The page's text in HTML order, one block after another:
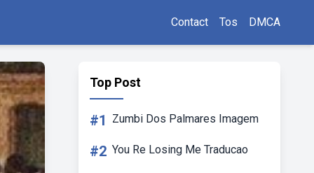
Contact Tos DMCA
Top Post
#1 Zumbi Dos Palmares Imagem
#2 You Re Losing Me Traducao